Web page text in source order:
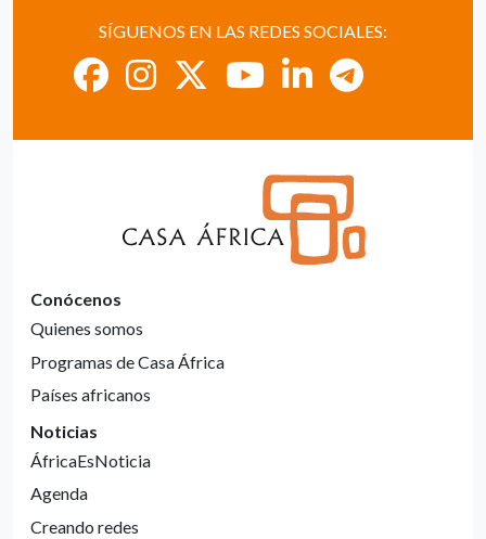
SÍGUENOS EN LAS REDES SOCIALES:
Conócenos
Quienes somos
Programas de Casa África
Países africanos
Noticias
ÁfricaEsNoticia
Agenda
Creando redes